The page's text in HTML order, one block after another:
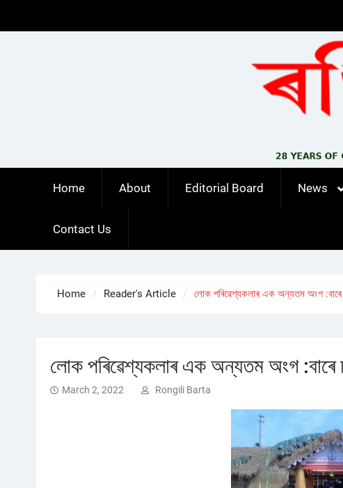
Home About Editorial Board News
Contact Us
Home Reader's Article লোক পৰিৱেশ্যকলাৰ এক অন্যতম অংগ :বাৰে
লোক পৰিৱেশ্যকলাৰ এক অন্যতম অংগ :বাৰে
March 2, 2022 Rongili Barta